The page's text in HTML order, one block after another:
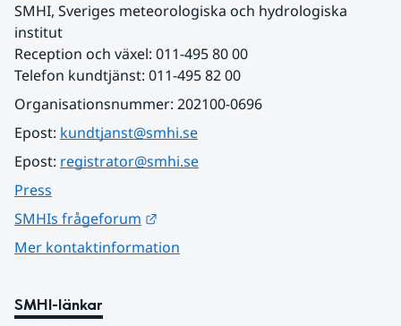
SMHI, Sveriges meteorologiska och hydrologiska
institut
Reception och växel: 011-495 80 00
Telefon kundtjänst: 011-495 82 00
Organisationsnummer: 202100-0696
Epost: kundtjanst@smhi.se
Epost: registrator@smhi.se
Press
SMHIs frågeforum
Mer kontaktinformation
SMHI-länkar